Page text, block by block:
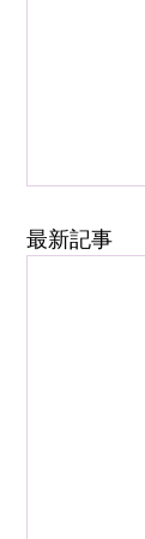
最新記事